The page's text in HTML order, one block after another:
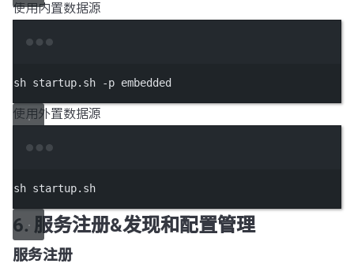
使用内置数据源
sh startup.sh -p embedded
使用外置数据源
sh startup.sh
6. 服务注册&发现和配置管理
服务注册